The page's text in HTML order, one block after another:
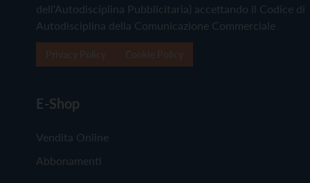
dell'Autodisciplina Pubblicitaria) accettando il Codice di
Autodisciplina della Comunicazione Commerciale
E-Shop
Vendita Online
Abbonamenti